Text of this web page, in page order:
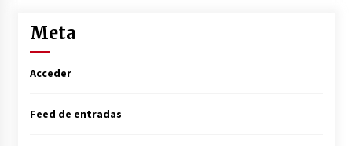
Meta
Acceder
Feed de entradas